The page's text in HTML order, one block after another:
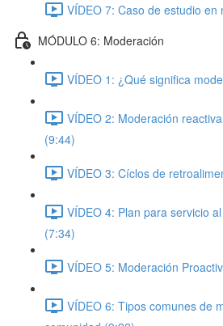
VÍDEO 7: Caso de estudio en
MÓDULO 6: Moderación
VÍDEO 1: ¿Qué significa
VÍDEO 2: Moderación
(9:44)
VÍDEO 3: Cíclos de
VÍDEO 4: Plan para servicio
(7:34)
VÍDEO 5: Moderación
VÍDEO 6: Tipos comunes de